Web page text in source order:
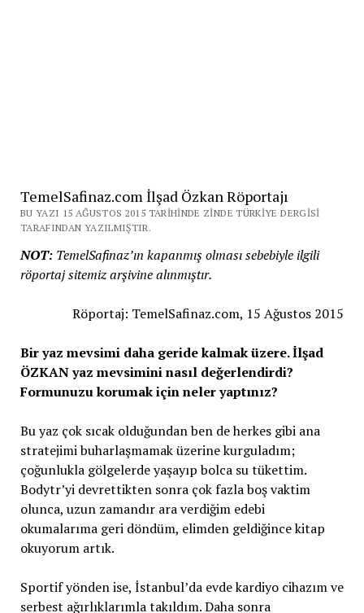
TemelSafinaz.com İlşad Özkan Röportajı
BU YAZI 15 AĞUSTOS 2015 TARIHINDE ZINDE TÜRKIYE DERGISI
TARAFINDAN YAZILMIŞTIR.
NOT:TemelSafinaz’ın kapanmış olması sebebiyle ilgili
röportaj sitemiz arşivine alınmıştır.
Röportaj: TemelSafinaz.com, 15 Ağustos 2015
Bir yaz mevsimi daha geride kalmak üzere. İlşad
ÖZKAN yaz mevsimini nasıl değerlendirdi?
Formunuzu korumak için neler yaptınız?
Bu yaz çok sıcak olduğundan ben de herkes gibi ana
stratejimi buharlaşmamak üzerine kurguladım;
çoğunlukla gölgelerde yaşayıp bolca su tükettim.
Bodytr’yi devrettikten sonra çok fazla boş vaktim
olunca, uzun zamandır ara verdiğim edebi
okumalarıma geri döndüm, elimden geldiğince kitap
okuyorum artık.
Sportif yönden ise, İstanbul’da evde kardiyo cihazım ve
serbest ağırlıklarımla takıldım. Daha sonra